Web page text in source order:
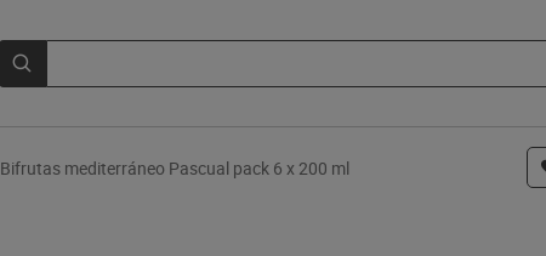
Bifrutas mediterráneo Pascual pack 6 x 200 ml